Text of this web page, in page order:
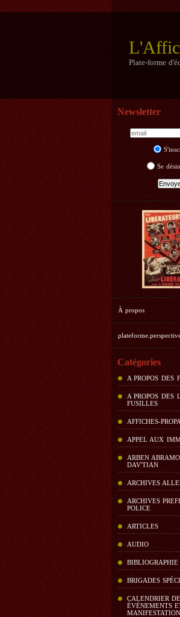
Plate-forme
Newsletter
Se
À propos
Catégories
A PROPOS DES
A PROPOS DES
FUSILLES
AFFICHES-
APPEL AUX
ARBEN
DAV'TIAN
ARCHIVES
ARCHIVES
POLICE
ARTICLES
AUDIO
BIBLIOGRAPHIE
BRIGADES
CALENDRIER
ÉVÉNEMENTS